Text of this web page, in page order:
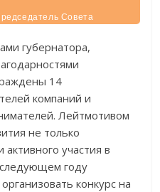
Совета
губернатора,
14
компаний и
Лейтмотивом
не только
участия в
следующем году
конкурс на